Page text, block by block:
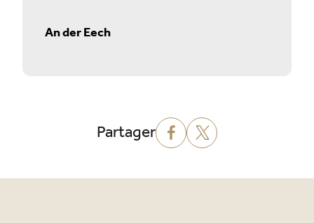
An der Eech
Partager